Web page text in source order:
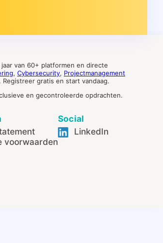
van 60+ platformen en directe
, Cybersecurity, Projectmanagement
gratis en start vandaag.
en gecontroleerde opdrachten.
voorwaarden
Social
LinkedIn